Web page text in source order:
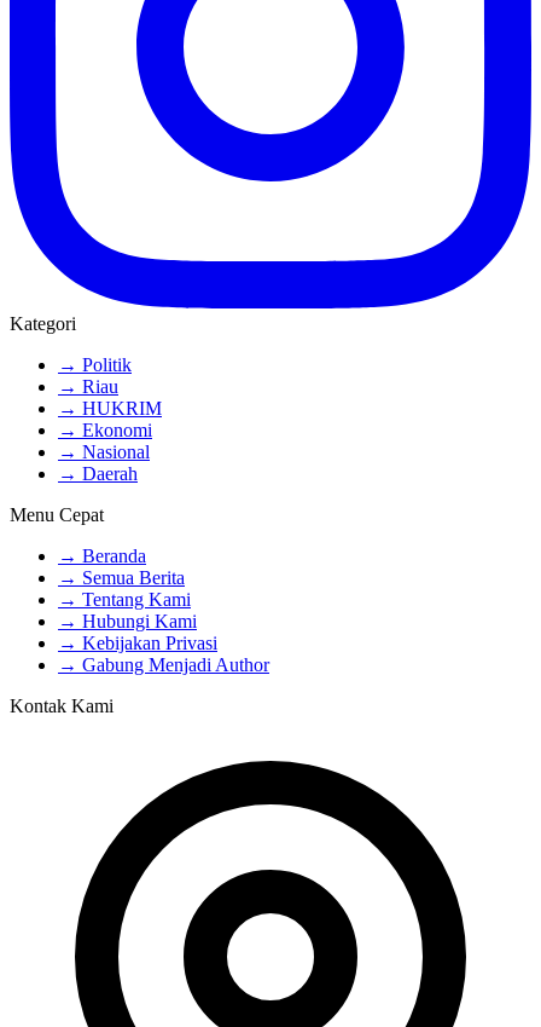
Kategori
→ Politik
→ Riau
→ HUKRIM
→ Ekonomi
→ Nasional
→ Daerah
Menu Cepat
→ Beranda
→ Semua Berita
→ Tentang Kami
→ Hubungi Kami
→ Kebijakan Privasi
→ Gabung Menjadi Author
Kontak Kami